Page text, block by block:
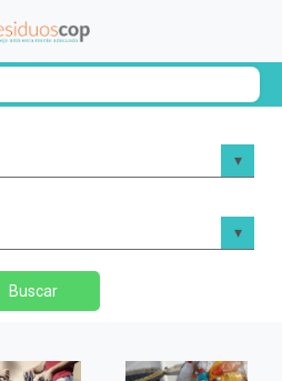
Buscar